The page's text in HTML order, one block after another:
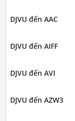
DJVU đến AAC
DJVU đến AIFF
DJVU đến AVI
DJVU đến AZW3